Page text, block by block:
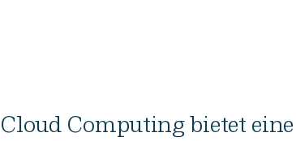
Cloud Computing bietet